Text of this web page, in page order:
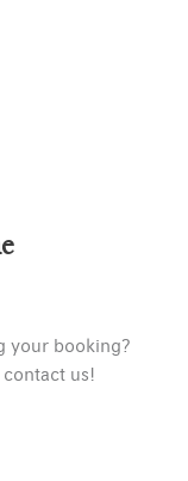
your booking?
contact us!